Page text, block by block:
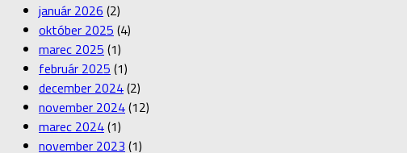
január 2026 (2)
október 2025 (4)
marec 2025 (1)
február 2025 (1)
december 2024(2)
november 2024(12)
marec 2024(1)
november 2023 (1)